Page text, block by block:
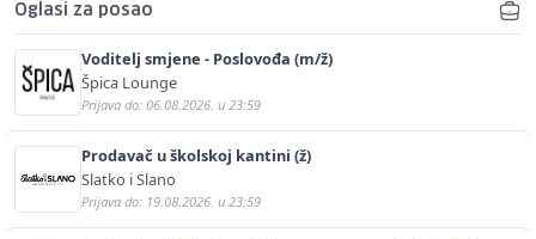
Oglasi za posao
Voditelj smjene - Poslovođa (m/ž)
Špica Lounge
Prijava do: 06.08.2026. u 23:59
Prodavač u školskoj kantini (ž)
Slatko i Slano
Prijava do: 19.08.2026. u 23:59